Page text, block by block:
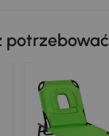
potrzebować